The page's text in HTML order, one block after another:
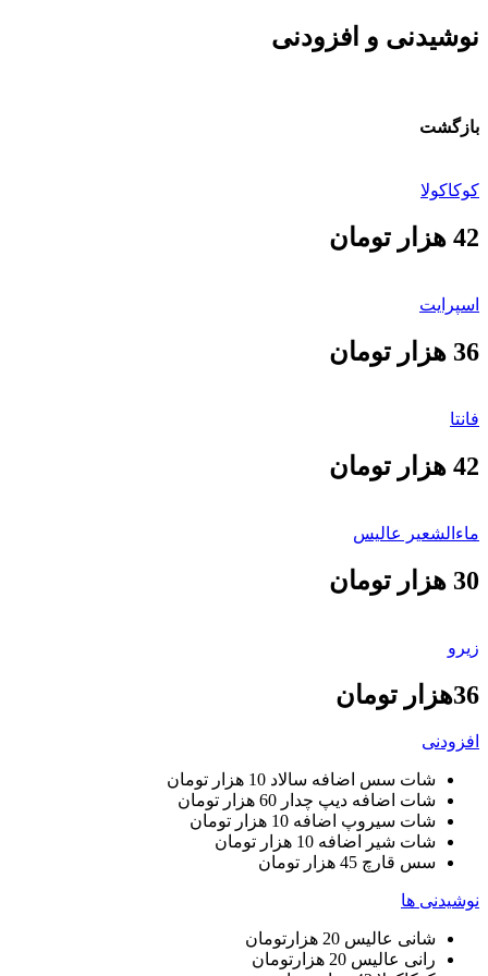
نوشیدنی و افزودنی
بازگشت
کوکاکولا
42 هزار تومان
اسپرایت
36 هزار تومان
فانتا
42 هزار تومان
ماءالشعیر عالیس
30 هزار تومان
زیرو
36هزار تومان
افزودنی
شات سس اضافه سالاد 10 هزار تومان
شات اضافه دیپ چدار 60 هزار تومان
شات سیروپ اضافه 10 هزار تومان
شات شیر اضافه 10 هزار تومان
سس قارچ 45 هزار تومان
نوشیدنی ها
شانی عالیس 20 هزارتومان
رانی عالیس 20 هزارتومان